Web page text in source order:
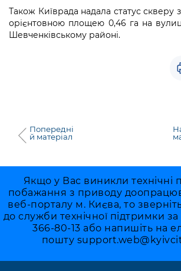
Kyiv International Relations
Річні звіти
Безбар'єрність
Міський застосунок Київ
Важливе під час воєнного стану
Портал даних Києва
Також Київрада надала статус скверу
орієнтовною площею 0,46 га на
Шевченківському районі.
Попередні
й матеріал
Якщо у Вас виникли технічні
побажання з приводу
веб-порталу м. Києва, то
до служби технічної підтримки
366-80-13 або напишіть на
пошту